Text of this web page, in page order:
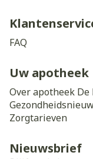
FAQ
Uw apotheek
Over apotheek De
Zorgtarieven
Nieuwsbrief